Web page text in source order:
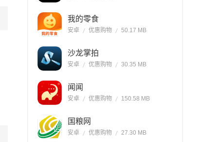
我的零食
安卓 优惠购物 50.17 MB
沙龙掌拍
安卓 优惠购物 30.35 MB
闻闻
安卓 优惠购物 150.58 MB
国粮网
安卓 优惠购物 27.30 MB